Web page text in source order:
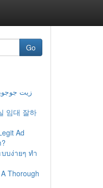
Go
زيت
임대 잘하
Ad
บง่ายๆ ทำ
Thorough